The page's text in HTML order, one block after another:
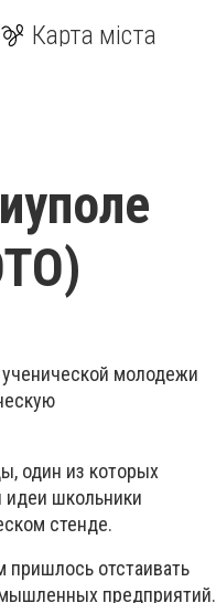
Карта міста
ученической молодежи
один из которых
идеи школьники
стенде.
пришлось отстаивать
предприятий.